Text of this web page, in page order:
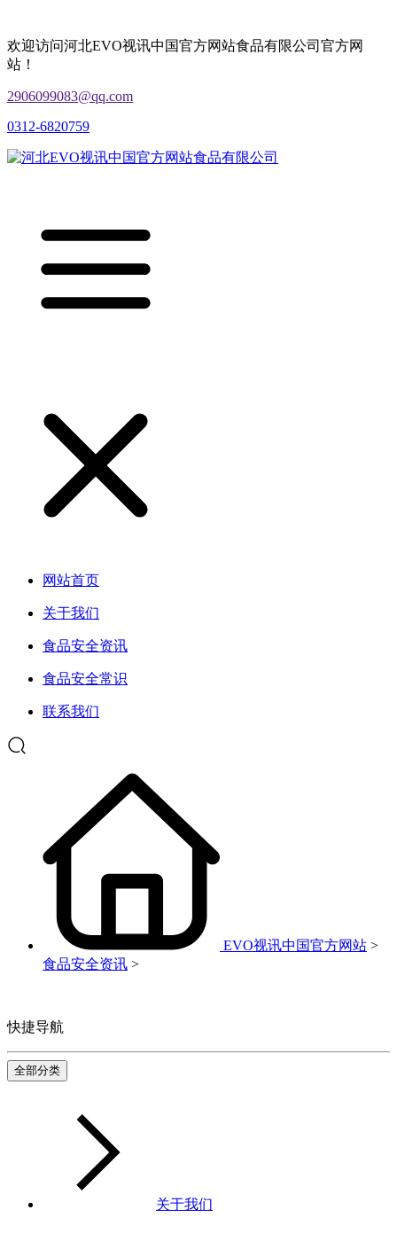
欢迎访问河北EVO视讯中国官方网站食品有限公司官方网
站！
2906099083@qq.com
0312-6820759
网站首页
关于我们
食品安全资讯
食品安全常识
联系我们
EVO视讯中国官方网站 >
食品安全资讯 >
快捷导航
全部分类
关于我们